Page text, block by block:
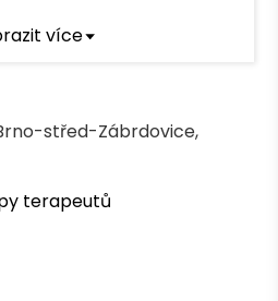
psychoterapii (ČAP)
obor Psychologie
více
střed-Zábrdovice,